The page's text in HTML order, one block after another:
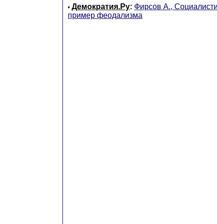
• Демократия.Ру: Фирсов А.,
пример феодализма